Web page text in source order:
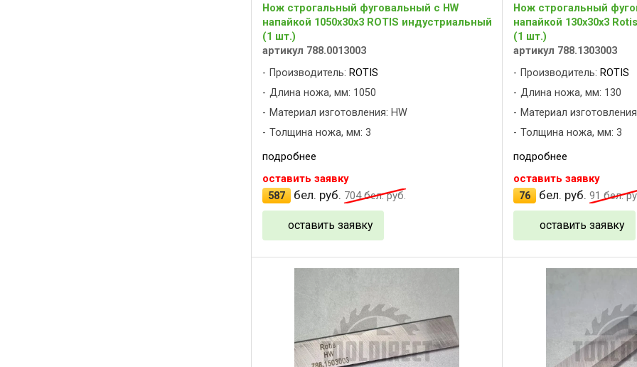
Нож строгальный фуговальный с HW
напайкой 1050x30x3 ROTIS индустриальный
(1 шт.)
артикул 788.0013003
Производитель: ROTIS
Длина ножа, мм: 1050
Материал изготовления: HW
Толщина ножа, мм: 3
подробнее
оставить заявку
587 бел. руб. 704бел. руб.
оставить заявку
Нож строгальный
напайкой 130x30x3
(1 шт.)
артикул 788.1303003
Производитель: ROTIS
Длина ножа, мм: 130
Материал
Толщина ножа, мм: 3
подробнее
оставить заявку
76
бел. руб. 91 бел.
оставить заявку